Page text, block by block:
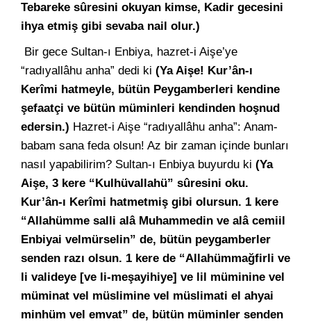
Tebareke sûresini okuyan kimse, Kadir gecesini
ihya etmiş gibi sevaba nail olur.)
Bir gece Sultan-ı Enbiya, hazret-i Aişe’ye
“radıyallâhu anha” dedi ki (Ya Aişe! Kur’ân-ı
Kerîmi hatmeyle, bütün Peygamberleri kendine
şefaatçi ve bütün müminleri kendinden hoşnud
edersin.) Hazret-i Aişe “radıyallâhu anha”: Anam-
babam sana feda olsun! Az bir zaman içinde bunları
nasıl yapabilirim? Sultan-ı Enbiya buyurdu ki (Ya
Aişe, 3 kere “Kulhüvallahü” sûresini oku.
Kur’ân-ı Kerîmi hatmetmiş gibi olursun. 1 kere
“Allahümme salli alâ Muhammedin ve alâ cemiil
Enbiyai velmürselin” de, bütün peygamberler
senden razı olsun. 1 kere de “Allahümmağfirli ve
li valideye [ve li-meşayihiye] ve lil müminine vel
müminat vel müslimine vel müslimati el ahyai
minhüm vel emvat” de, bütün müminler senden